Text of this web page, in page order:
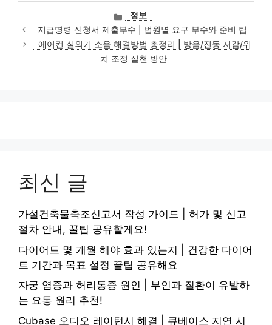
카
테
고
리
정보
지급명령 신청서 제출부수 | 법원별 요구 부수와 준비 팁
에어컨 실외기 소음 해결방법 총정리 | 방음/진동 저감/위
치 조정 실천 방안
최신 글
가설건축물축조신고서 작성 가이드 | 허가 및 신고
절차 안내, 꿀팁 공유할게요!
다이어트 몇 개월 해야 효과 있는지 | 건강한 다이어
트 기간과 목표 설정 꿀팁 공유해요
자궁 염증과 허리통증 원인 | 부인과 질환이 유발하
는 요통 원리 추천!
Cubase 오디오 레이턴시 해결 | 큐베이스 지연 시